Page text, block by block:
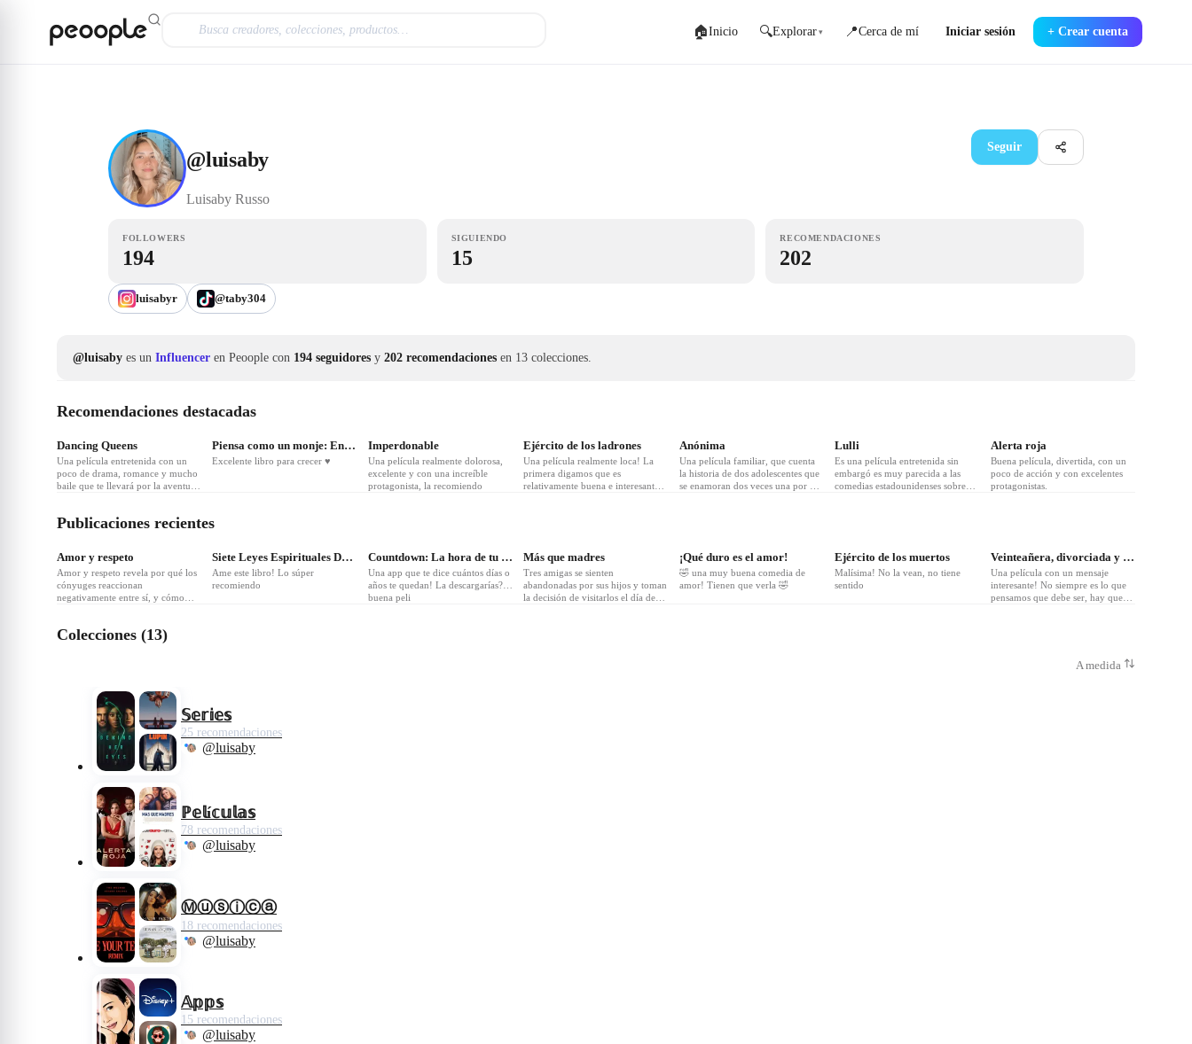
🏠Inicio 🔍Explorar ▾ 📍Cerca de mí Iniciar sesión + Crear cuenta
@luisaby
Luisaby Russo
Seguir
FOLLOWERS
194
SIGUIENDO
15
RECOMENDACIONES
202
luisabyr @taby304
@luisaby es un Influencer en Peoople con 194 seguidores y 202 recomendaciones en 13 colecciones.
Recomendaciones destacadas
❤20
Dancing Queens
Una película entretenida con un
poco de drama, romance y mucho
baile que te llevará por la aventura
❤9
Piensa como un monje: Entrena tu mente para la paz interior y
Excelente libro para crecer ♥️
Imperdonable
Una película realmente dolorosa,
excelente y con una increíble
protagonista, la recomiendo
Ejército de los ladrones
Una película realmente loca! La
primera digamos que es
relativamente buena e interesante,
Anónima
Una película familiar, que cuenta
la historia de dos adolescentes que
se enamoran dos veces una por vía
Lulli
Es una película entretenida sin
embargó es muy parecida a las
comedias estadounidenses sobre
Alerta roja
Buena película, divertida, con un
poco de acción y con excelentes
protagonistas.
Publicaciones recientes
Amor y respeto
Amor y respeto revela por qué los
cónyuges reaccionan
negativamente entre sí, y cómo
realmente hermoso
Siete Leyes Espirituales Del Exito, Las
Ame este libro! Lo súper
recomiendo
Countdown: La hora de tu muerte
Una app que te dice cuántos días o
años te quedan! La descargarías?…
buena peli
Más que madres
Tres amigas se sienten
abandonadas por sus hijos y toman
la decisión de visitarlos el día de
¡Qué duro es el amor!
🤣 una muy buena comedia de
amor! Tienen que verla 🤣
Ejército de los muertos
Malísima! No la vean, no tiene
sentido
Veinteañera, divorciada y fantástica
Una película con un mensaje
interesante! No siempre es lo que
pensamos que debe ser, hay que
Colecciones (13)
A medida
𝕊𝕖𝕣𝕚𝕖𝕤
25 recomendaciones
@luisaby
ℙ𝕖𝕝í𝕔𝕦𝕝𝕒𝕤
78 recomendaciones
@luisaby
Ⓜⓤⓢⓘⓒⓐ
18 recomendaciones
@luisaby
𝔸𝕡𝕡𝕤
15 recomendaciones
@luisaby